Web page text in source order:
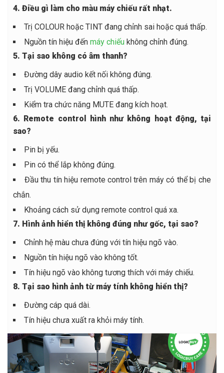
4. Điều gì làm cho màu máy chiếu rất nhạt.
Trị COLOUR hoặc TINT đang chỉnh sai hoặc quá thấp.
Nguồn tín hiệu đến máy chiếu không chỉnh đúng.
5. Tại sao không có âm thanh?
Đường dây audio kết nối không đúng.
Trị VOLUME đang chỉnh quá thấp.
Kiểm tra chức năng MUTE đang kích hoạt.
6. Remote control hình như không hoạt động, tại
sao?
Pin bị yếu.
Pin có thể lắp không đúng.
Đầu thu tín hiệu remote control trên máy có thể bị che
chắn.
Khoảng cách sử dụng remote control quá xa.
7. Hình ảnh hiển thị không đúng như gốc, tại sao?
Chỉnh hệ màu chưa đúng với tín hiệu ngõ vào.
Nguồn tín hiệu ngõ vào không tốt.
Tín hiệu ngõ vào không tương thích với máy chiếu.
8. Tại sao hình ảnh từ máy tính không hiển thị?
Đường cáp quá dài.
Tín hiệu chưa xuất ra khỏi máy tính.